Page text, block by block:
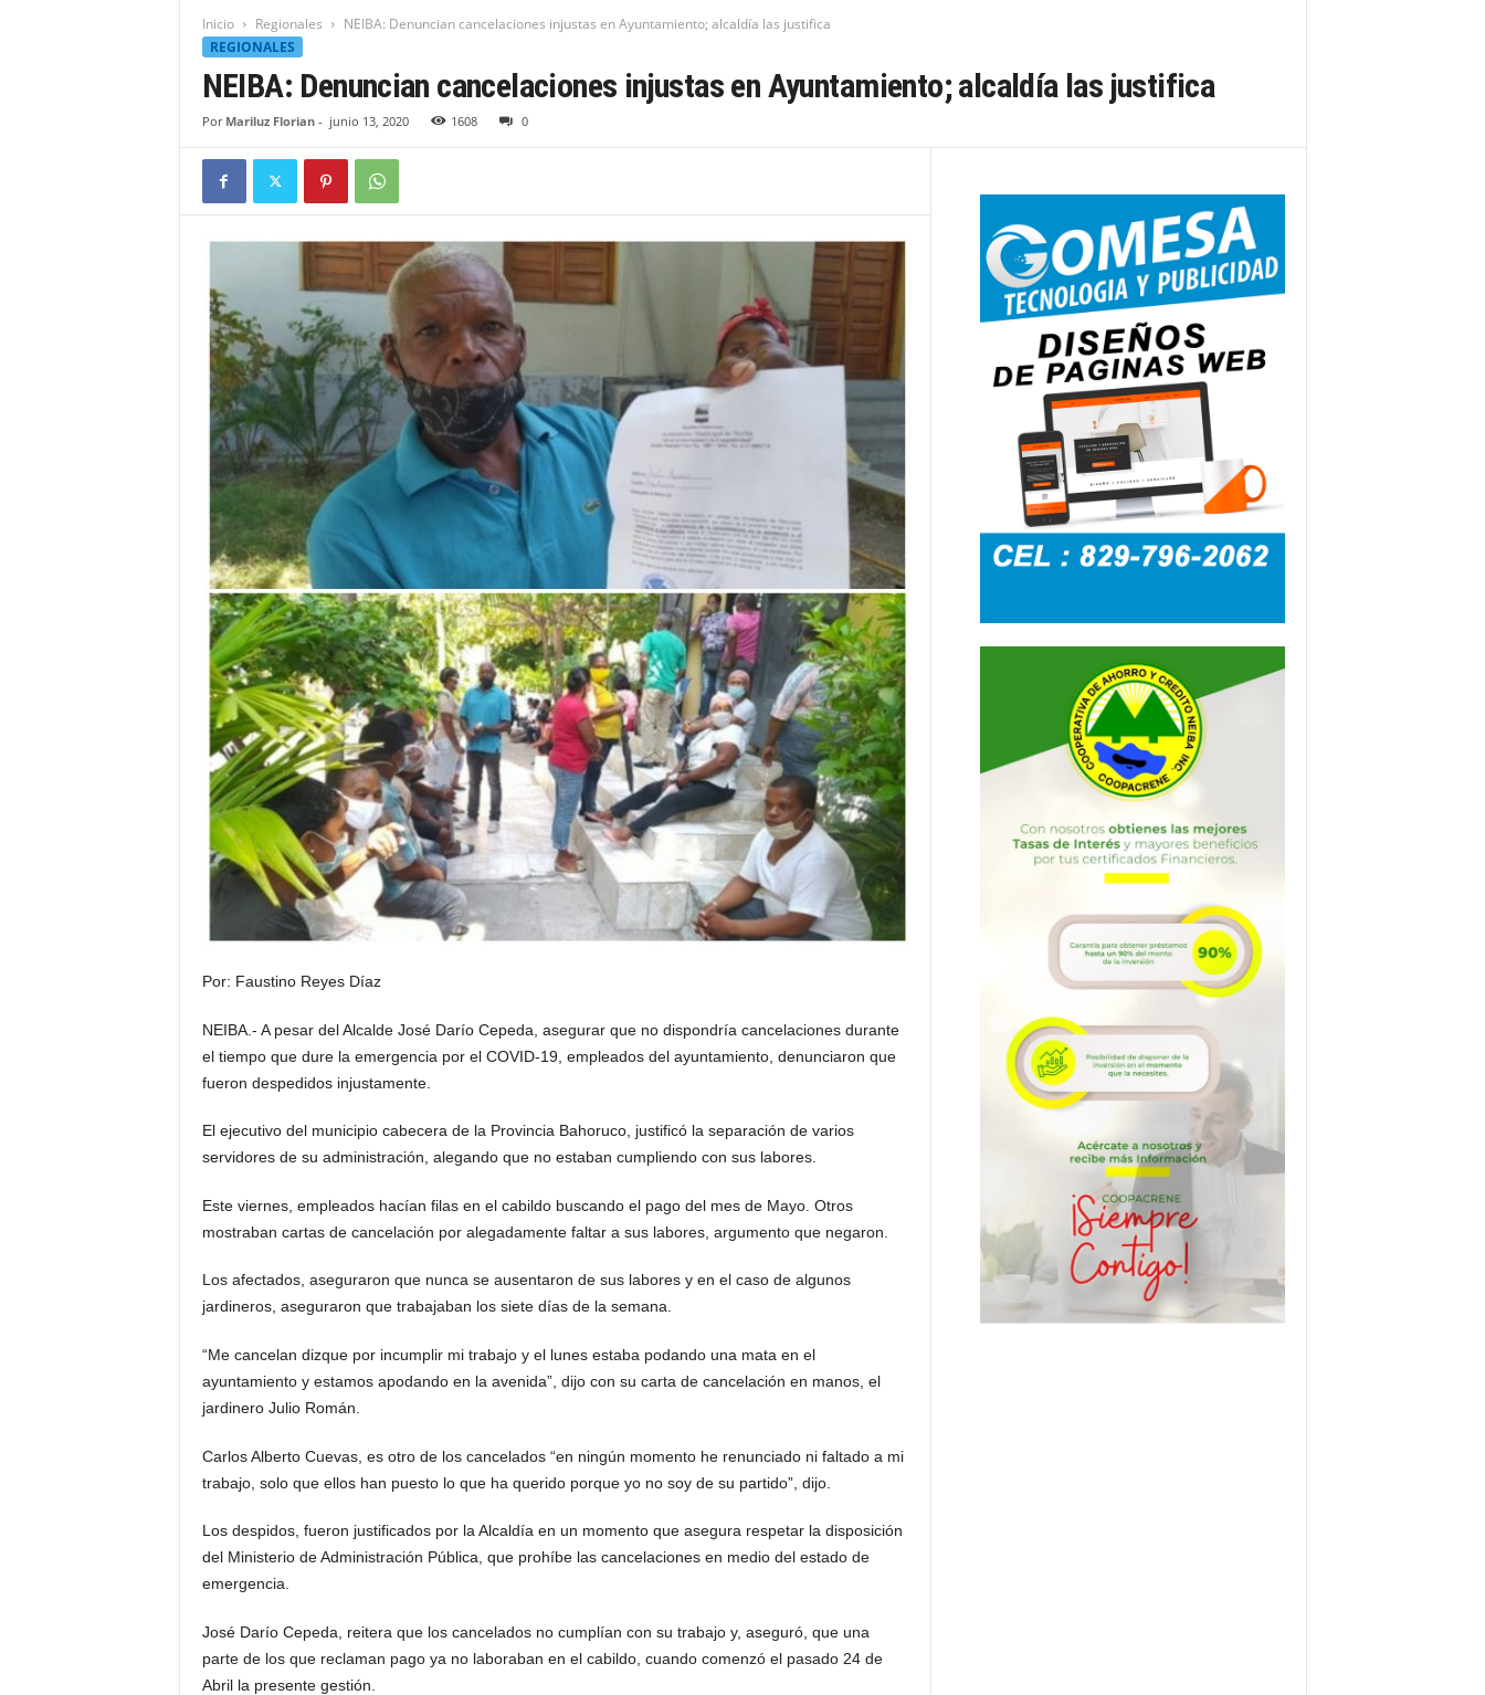
Inicio Regionales
NEIBA: Denuncian cancelaciones injustas en Ayuntamiento; alcaldía las justifica
REGIONALES
NEIBA: Denuncian cancelaciones injustas en Ayuntamiento; alcaldía las justifica
Por Mariluz Florian- junio 13, 2020 1608 0
Por: Faustino Reyes Díaz
NEIBA.- A pesar del Alcalde José Darío Cepeda, asegurar que no dispondría cancelaciones durante
el tiempo que dure la emergencia por el COVID-19, empleados del ayuntamiento, denunciaron que
fueron despedidos injustamente.
El ejecutivo del municipio cabecera de la Provincia Bahoruco, justificó la separación de varios
servidores de su administración, alegando que no estaban cumpliendo con sus labores.
Este viernes, empleados hacían filas en el cabildo buscando el pago del mes de Mayo. Otros
mostraban cartas de cancelación por alegadamente faltar a sus labores, argumento que negaron.
Los afectados, aseguraron que nunca se ausentaron de sus labores y en el caso de algunos
jardineros, aseguraron que trabajaban los siete días de la semana.
“Me cancelan dizque por incumplir mi trabajo y el lunes estaba podando una mata en el
ayuntamiento y estamos apodando en la avenida”, dijo con su carta de cancelación en manos, el
jardinero Julio Román.
Carlos Alberto Cuevas, es otro de los cancelados “en ningún momento he renunciado ni faltado a mi
trabajo, solo que ellos han puesto lo que ha querido porque yo no soy de su partido”, dijo.
Los despidos, fueron justificados por la Alcaldía en un momento que asegura respetar la disposición
del Ministerio de Administración Pública, que prohíbe las cancelaciones en medio del estado de
emergencia.
José Darío Cepeda, reitera que los cancelados no cumplían con su trabajo y, aseguró, que una
parte de los que reclaman pago ya no laboraban en el cabildo, cuando comenzó el pasado 24 de
Abril la presente gestión.